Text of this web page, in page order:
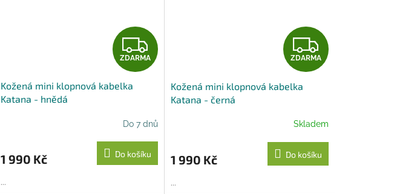
Z
D
R
M
A
ZDARMA
Kožená mini klopnová kabelka
Katana - hnědá
Do 7 dnů
1 990 Kč Do košíku
...
Z
D
R
M
A
ZDARMA
Kožená mini klopnová kabelka
Katana - černá
Skladem
1 990 Kč Do košíku
...